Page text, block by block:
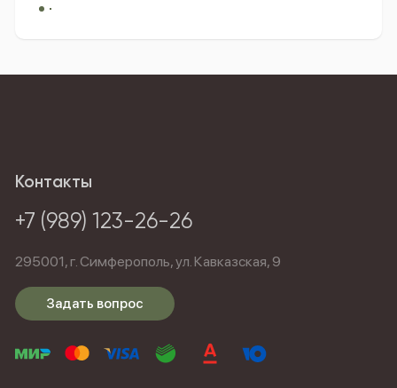
завершённость, подчёркивая траурный характер.
сдержанное сочетание, идеально подходящее
красные гвоздики
Контакты
+7 (989) 123-26-26
295001,г. Симферополь,ул. Кавказская, 9
Задать вопрос